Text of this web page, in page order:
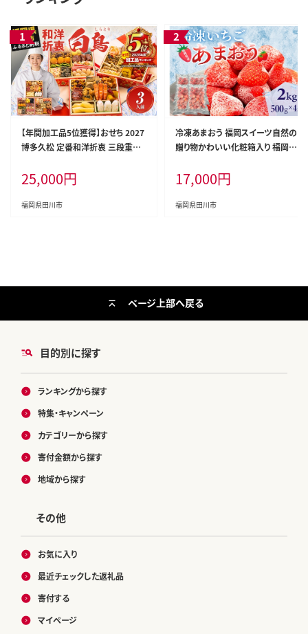
【年間加工品5位獲得】おせち 2027
博多久松 定番和洋折衷 三段重お
せち料理 重箱 お正月 冷凍おせち
縁起物 祝箸付 福岡 年末配送
25,000円
福岡県田川市
冷凍あまおう 福岡スイーツ自然の
贈り物かわいい化粧箱入り 福岡県
チゴ 苺 お取り寄せグルメ お取り寄
せ 福岡 お土産 九州 福岡土産 取り
寄せ グルメ 福岡県
17,000円
福岡県田川市
目的別に探す
ランキングから探す
特集・キャンペーン
カテゴリーから探す
寄付金額から探す
地域から探す
その他
お気に入り
最近チェックした返礼品
寄付する
マイページ
ページ上部へ戻る